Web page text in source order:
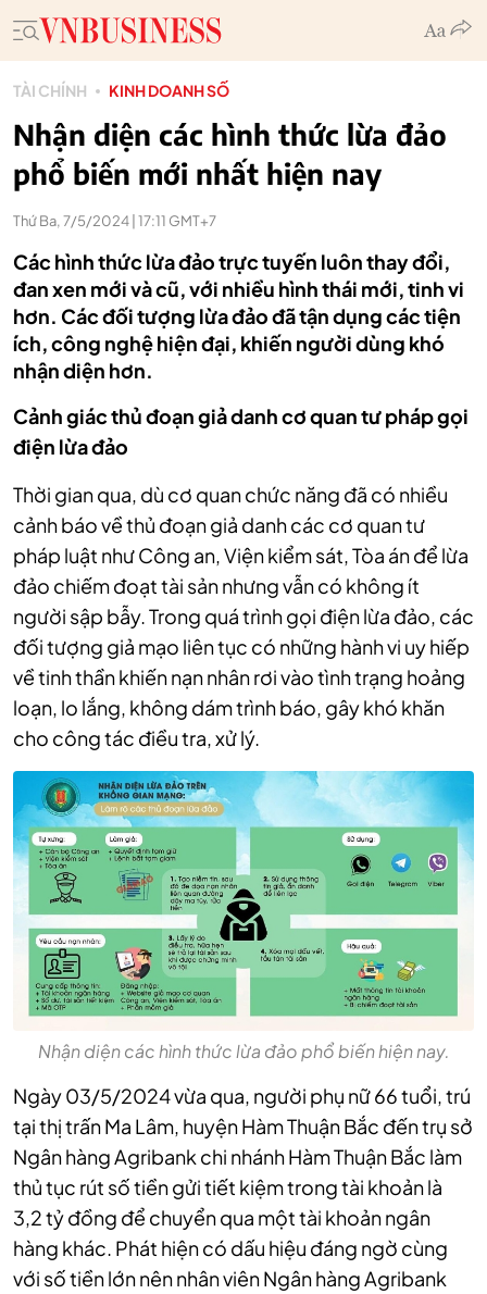
TÀI CHÍNH KINH DOANH SỐ
Nhận diện các hình thức lừa đảo
phổ biến mới nhất hiện nay
Thứ Ba, 7/5/2024 | 17:11 GMT+7
Các hình thức lừa đảo trực tuyến luôn thay đổi,
đan xen mới và cũ, với nhiều hình thái mới, tinh vi
hơn. Các đối tượng lừa đảo đã tận dụng các tiện
ích, công nghệ hiện đại, khiến người dùng khó
nhận diện hơn.
Cảnh giác thủ đoạn giả danh cơ quan tư pháp gọi
điện lừa đảo
Thời gian qua, dù cơ quan chức năng đã có nhiều
cảnh báo về thủ đoạn giả danh các cơ quan tư
pháp luật như Công an, Viện kiểm sát, Tòa án để lừa
đảo chiếm đoạt tài sản nhưng vẫn có không ít
người sập bẫy. Trong quá trình gọi điện lừa đảo, các
đối tượng giả mạo liên tục có những hành vi uy hiếp
về tinh thần khiến nạn nhân rơi vào tình trạng hoảng
loạn, lo lắng, không dám trình báo, gây khó khăn
cho công tác điều tra, xử lý.
Nhận diện các hình thức lừa đảo phổ biến hiện nay.
Ngày 03/5/2024 vừa qua, người phụ nữ 66 tuổi, trú
tại thị trấn Ma Lâm, huyện Hàm Thuận Bắc đến trụ sở
Ngân hàng Agribank chi nhánh Hàm Thuận Bắc làm
thủ tục rút số tiền gửi tiết kiệm trong tài khoản là
3,2 tỷ đồng để chuyển qua một tài khoản ngân
hàng khác. Phát hiện có dấu hiệu đáng ngờ cùng
với số tiền lớn nên nhân viên Ngân hàng Agribank